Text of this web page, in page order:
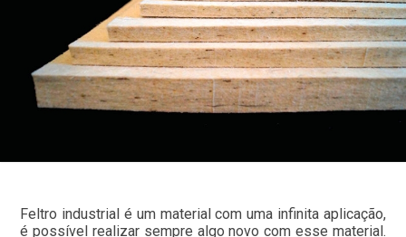
Feltro industrial é um material com uma infinita aplicação,
é possível realizar sempre algo novo com esse material.